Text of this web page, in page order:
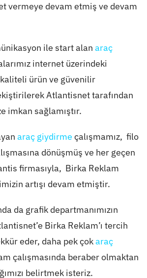
vermeye devam etmiş ve devam
ile start alan araç
internet üzerindeki
ürün ve güvenilir
Atlantisnet tarafından
imkan sağlamıştır.
araç giydirme çalışmamız, filo
dönüşmüş ve her geçen
firmasıyla, Birka Reklam
artışı devam etmiştir.
da grafik departmanımızın
Birka Reklam’ı tercih
eder, daha pek çokaraç
çalışmasında beraber olmaktan
belirtmek isteriz.